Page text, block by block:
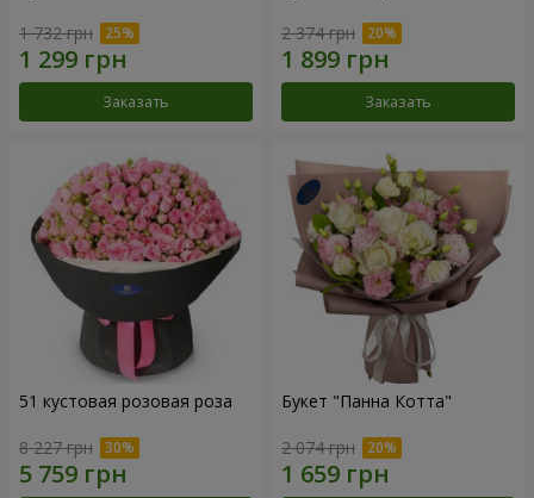
1 732 грн
Заказать
2 374 грн
Заказать
51 кустовая розовая роза
8 227 грн
Букет "Панна Котта"
2 074 грн